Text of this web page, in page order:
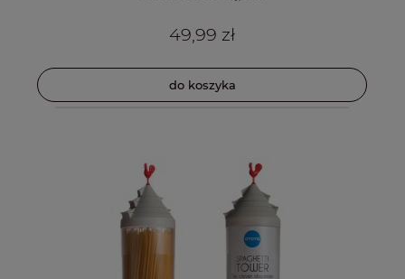
49,99 zł
do koszyka